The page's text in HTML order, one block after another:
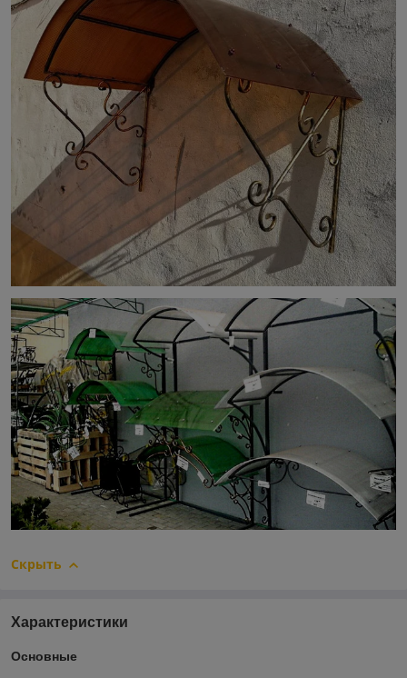
Скрыть
Характеристики
Основные